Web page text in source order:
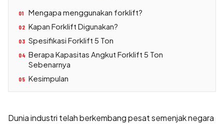
01 Mengapa menggunakan forklift?
02 Kapan Forklift Digunakan?
03 Spesifikasi Forklift 5 Ton
04 Berapa Kapasitas Angkut Forklift 5 Ton
Sebenarnya
05 Kesimpulan
Dunia industri telah berkembang pesat semenjak negara